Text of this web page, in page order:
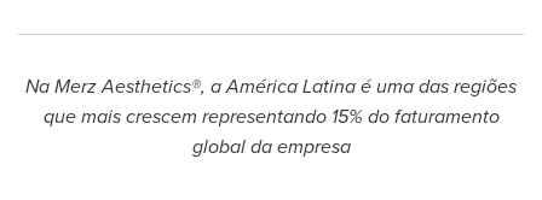
Na Merz Aesthetics®, a América Latina é uma das regiões
que mais crescem representando 15% do faturamento
global da empresa